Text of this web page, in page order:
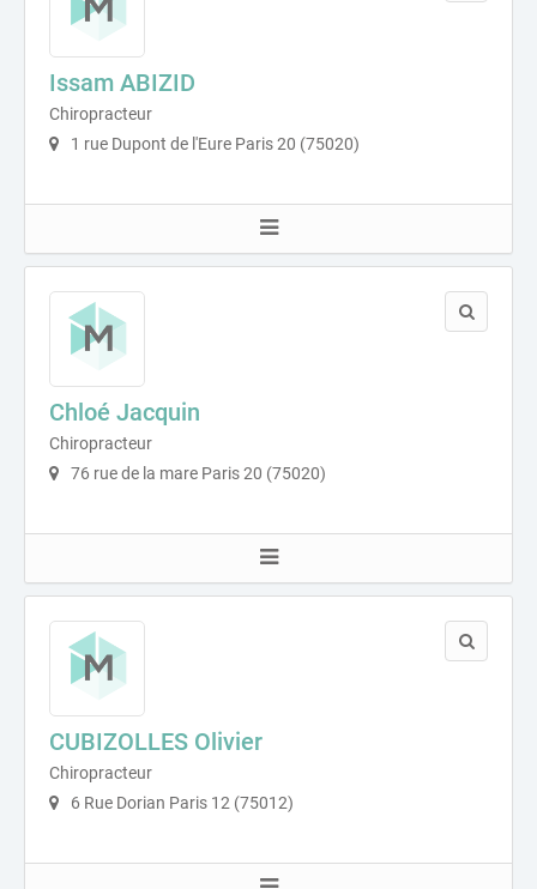
Issam ABIZID
Chiropracteur
1 rue Dupont de l'Eure Paris 20 (75020)
Chloé Jacquin
Chiropracteur
76 rue de la mare Paris 20 (75020)
CUBIZOLLES Olivier
Chiropracteur
6 Rue Dorian Paris 12 (75012)